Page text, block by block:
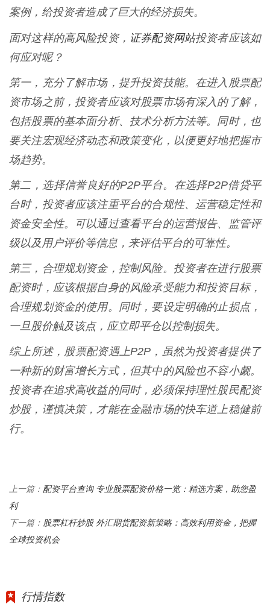
案例，给投资者造成了巨大的经济损失。
面对这样的高风险投资， 证券配资网站投资者应该如
何应对呢？
第一，充分了解市场，提升投资技能。在进入股票配
资市场之前，投资者应该对股票市场有深入的了解，
包括股票的基本面分析、技术分析方法等。同时，也
要关注宏观经济动态和政策变化，以便更好地把握市
场趋势。
第二，选择信誉良好的P2P平台。在选择P2P借贷平
台时，投资者应该注重平台的合规性、运营稳定性和
资金安全性。可以通过查看平台的运营报告、监管评
级以及用户评价等信息，来评估平台的可靠性。
第三，合理规划资金，控制风险。投资者在进行股票
配资时，应该根据自身的风险承受能力和投资目标，
合理规划资金的使用。同时，要设定明确的止损点，
一旦股价触及该点，应立即平仓以控制损失。
综上所述，股票配资遇上P2P，虽然为投资者提供了
一种新的财富增长方式，但其中的风险也不容小觑。
投资者在追求高收益的同时，必须保持理性股民配资
炒股，谨慎决策，才能在金融市场的快车道上稳健前
行。
上一篇： 配资平台查询 专业股票配资价格一览：精选方案，助您盈
利
下一篇： 股票杠杆炒股 外汇期货配资新策略：高效利用资金，把握
全球投资机会
行情指数